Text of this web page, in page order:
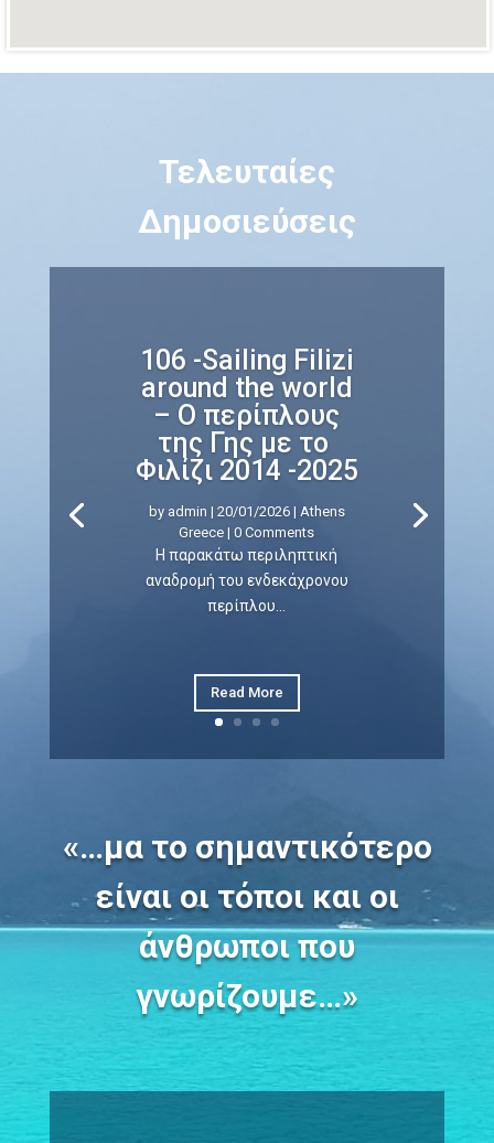
Τελευταίες
Δημοσιεύσεις
106 -Sailing Filizi
around the world
– Ο περίπλους
της Γης με το
Φιλίζι 2014 -2025
by admin | 20/01/2026| Athens
Greece | 0 Comments
Η παρακάτω περιληπτική
αναδρομή του ενδεκάχρονου
περίπλου...
Read More
«…μα το σημαντικότερο
είναι οι τόποι και οι
άνθρωποι που
γνωρίζουμε…»